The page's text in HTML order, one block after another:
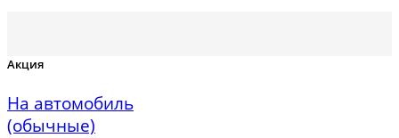
Акция
На автомобиль
(обычные)